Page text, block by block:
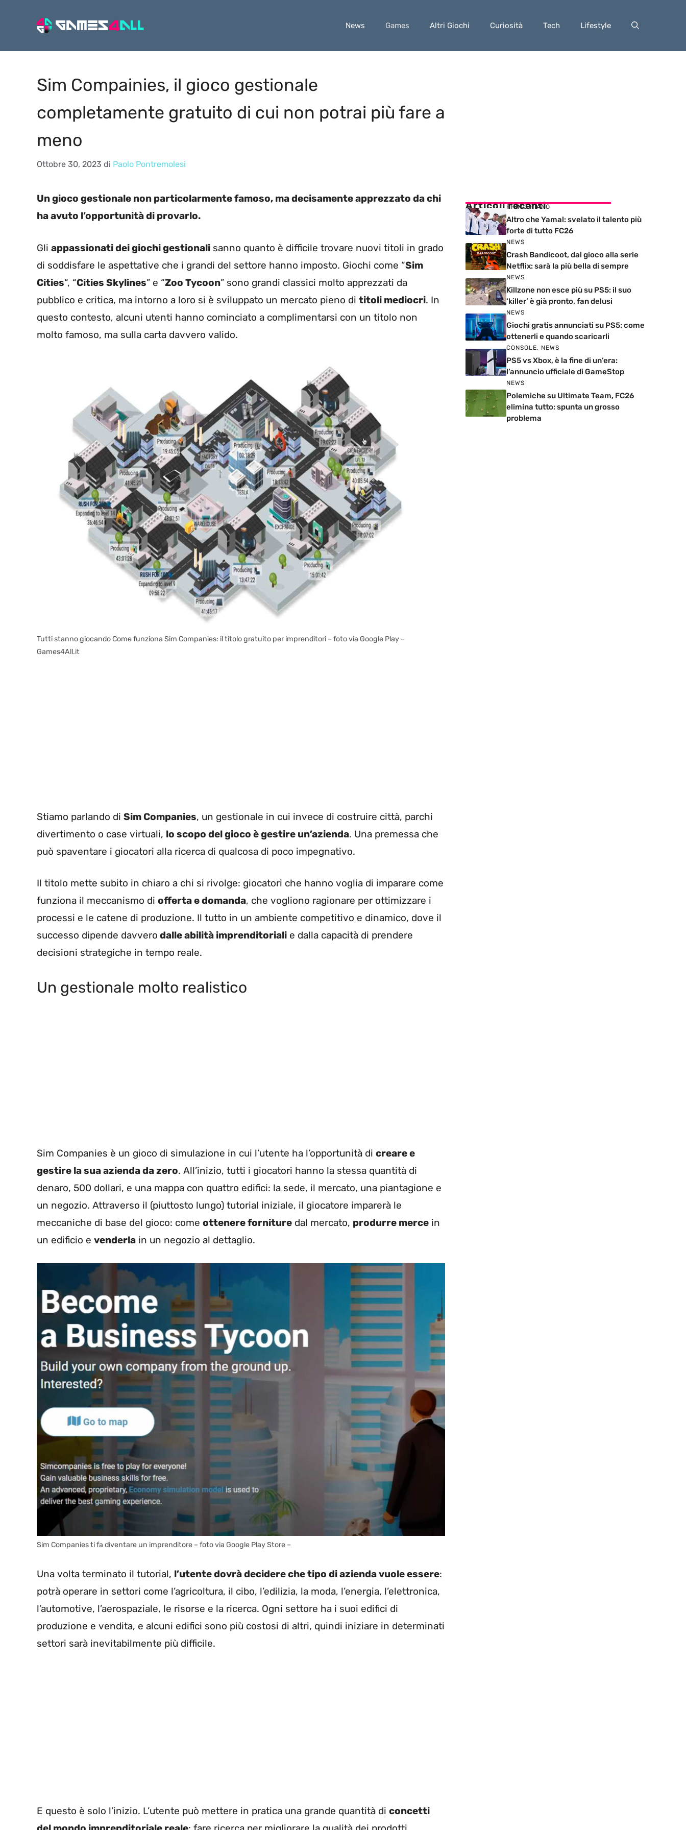
News Games Altri Giochi Curiosità Tech Lifestyle
Sim Compainies, il gioco gestionale
completamente gratuito di cui non potrai più fare a
meno
Ottobre 30, 2023 di Paolo Pontremolesi
Un gioco gestionale non particolarmente famoso, ma decisamente apprezzato da chi
ha avuto l’opportunità di provarlo.
Gli appassionati dei giochi gestionali sanno quanto è difficile trovare nuovi titoli in grado
di soddisfare le aspettative che i grandi del settore hanno imposto. Giochi come “Sim
Cities“, “Cities Skylines” e “Zoo Tycoon” sono grandi classici molto apprezzati da
pubblico e critica, ma intorno a loro si è sviluppato un mercato pieno di titoli mediocri. In
questo contesto, alcuni utenti hanno cominciato a complimentarsi con un titolo non
molto famoso, ma sulla carta davvero valido.
Tutti stanno giocando Come funziona Sim Companies: il titolo gratuito per imprenditori – foto via Google Play –
Games4All.it
Stiamo parlando di Sim Companies, un gestionale in cui invece di costruire città, parchi
divertimento o case virtuali, lo scopo del gioco è gestire un’azienda. Una premessa che
può spaventare i giocatori alla ricerca di qualcosa di poco impegnativo.
Il titolo mette subito in chiaro a chi si rivolge: giocatori che hanno voglia di imparare come
funziona il meccanismo di offerta e domanda, che vogliono ragionare per ottimizzare i
processi e le catene di produzione. Il tutto in un ambiente competitivo e dinamico, dove il
successo dipende davvero dalle abilità imprenditoriali e dalla capacità di prendere
decisioni strategiche in tempo reale.
Un gestionale molto realistico
Sim Companies è un gioco di simulazione in cui l’utente ha l’opportunità di creare e
gestire la sua azienda da zero. All’inizio, tutti i giocatori hanno la stessa quantità di
denaro, 500 dollari, e una mappa con quattro edifici: la sede, il mercato, una piantagione e
un negozio. Attraverso il (piuttosto lungo) tutorial iniziale, il giocatore imparerà le
meccaniche di base del gioco: come ottenere forniture dal mercato, produrre merce in
un edificio e venderla in un negozio al dettaglio.
Sim Companies ti fa diventare un imprenditore – foto via Google Play Store –
Una volta terminato il tutorial, l’utente dovrà decidere che tipo di azienda vuole essere:
potrà operare in settori come l’agricoltura, il cibo, l’edilizia, la moda, l’energia, l’elettronica,
l’automotive, l’aerospaziale, le risorse e la ricerca. Ogni settore ha i suoi edifici di
produzione e vendita, e alcuni edifici sono più costosi di altri, quindi iniziare in determinati
settori sarà inevitabilmente più difficile.
E questo è solo l’inizio. L’utente può mettere in pratica una grande quantità di concetti
Articoli recenti
PRIMO PIANO
Altro che Yamal: svelato il talento più
forte di tutto FC26
NEWS
Crash Bandicoot, dal gioco alla serie
Netflix: sarà la più bella di sempre
NEWS
Killzone non esce più su PS5: il suo
‘killer’ è già pronto, fan delusi
NEWS
Giochi gratis annunciati su PS5: come
ottenerli e quando scaricarli
CONSOLE, NEWS
PS5 vs Xbox, è la fine di un’era:
l’annuncio ufficiale di GameStop
NEWS
Polemiche su Ultimate Team, FC26
elimina tutto: spunta un grosso
problema